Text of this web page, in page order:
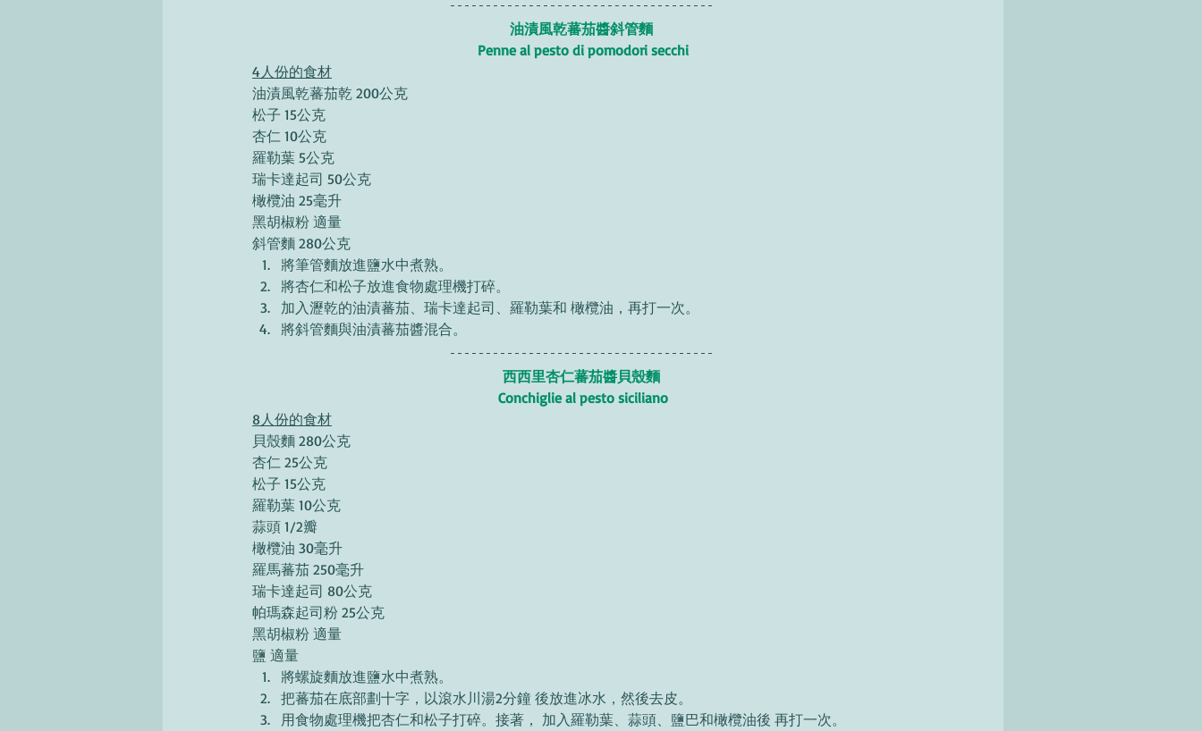
油漬風乾蕃茄醬斜管麵
Penne al pesto di pomodori secchi
4人份的食材
油漬風乾蕃茄乾 200公克
松子 15公克
杏仁 10公克
羅勒葉 5公克
瑞卡達起司 50公克
橄欖油 25毫升
黑胡椒粉 適量
斜管麵 280公克
將筆管麵放進鹽水中煮熟。
將杏仁和松子放進食物處理機打碎。
加入瀝乾的油漬蕃茄、瑞卡達起司、羅勒葉和 橄欖油，再打一次。
將斜管麵與油漬蕃茄醬混合。
西西里杏仁蕃茄醬貝殼麵
Conchiglie al pesto siciliano
8人份的食材
貝殼麵 280公克
杏仁 25公克
松子 15公克
羅勒葉 10公克
蒜頭 1/2瓣
橄欖油 30毫升
羅馬蕃茄 250毫升
瑞卡達起司 80公克
帕瑪森起司粉 25公克
黑胡椒粉 適量
鹽 適量
將螺旋麵放進鹽水中煮熟。
把蕃茄在底部劃十字，以滾水川湯2分鐘 後放進冰水，然後去皮。
用食物處理機把杏仁和松子打碎。接著， 加入羅勒葉、蒜頭、鹽巴和橄欖油後 再打一次。